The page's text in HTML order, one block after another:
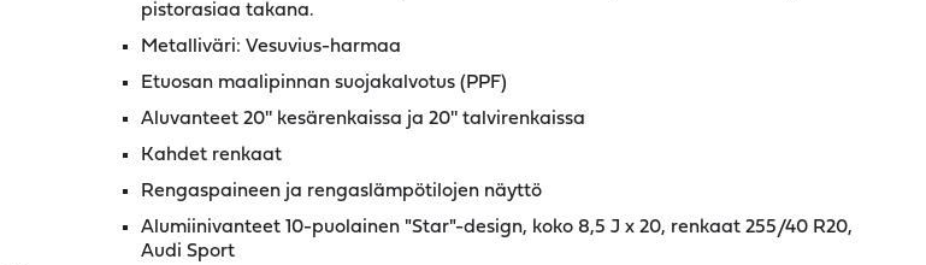
pistorasiaa takana.
Metalliväri: Vesuvius-harmaa
Etuosan maalipinnan suojakalvotus (PPF)
Aluvanteet 20'' kesärenkaissa ja 20'' talvirenkaissa
Kahdet renkaat
Rengaspaineen ja rengaslämpötilojen näyttö
Alumiinivanteet 10-puolainen "Star"-design, koko 8,5 J x 20, renkaat 255/40 R20,
Audi Sport